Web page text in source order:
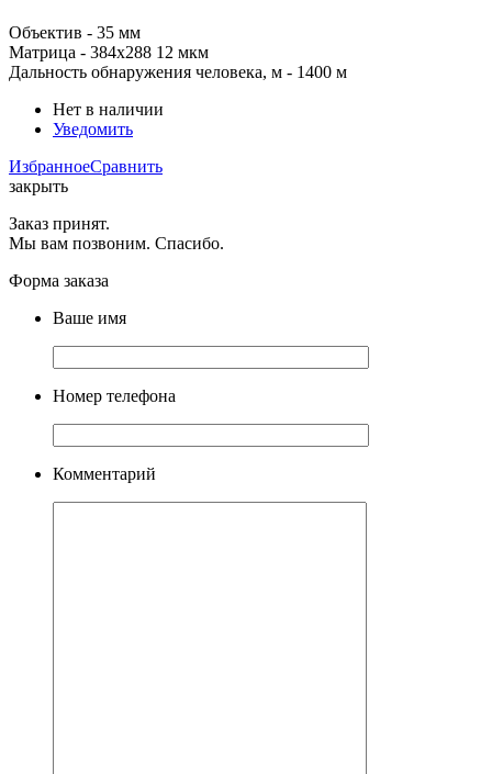
Объектив - 35 мм
Матрица - 384x288 12 мкм
Дальность обнаружения человека, м - 1400 м
Нет в наличии
Уведомить
ИзбранноеСравнить
закрыть
Заказ принят.
Мы вам позвоним. Спасибо.
Форма заказа
Ваше имя
Номер телефона
Комментарий